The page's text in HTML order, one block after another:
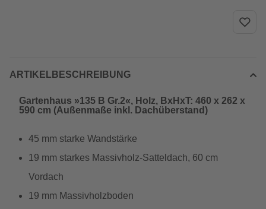
ARTIKELBESCHREIBUNG
Gartenhaus »135 B Gr.2«, Holz, BxHxT: 460 x 262 x
590 cm (Außenmaße inkl. Dachüberstand)
45 mm starke Wandstärke
19 mm starkes Massivholz-Satteldach, 60 cm
Vordach
19 mm Massivholzboden